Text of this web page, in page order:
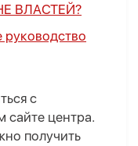
ВЛАСТЕЙ?
с
сайте центра.
получить